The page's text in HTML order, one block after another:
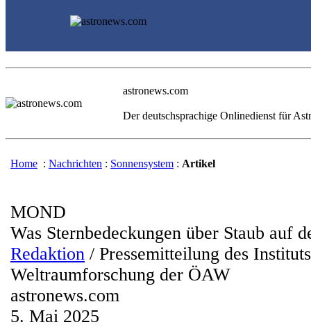
astronews.com
Der deutschsprachige Onlinedienst für
Home : Nachrichten : Sonnensystem : Artikel
MOND
Was Sternbedeckungen über Staub auf
Redaktion / Pressemitteilung des
Weltraumforschung der ÖAW
astronews.com
5. Mai 2025